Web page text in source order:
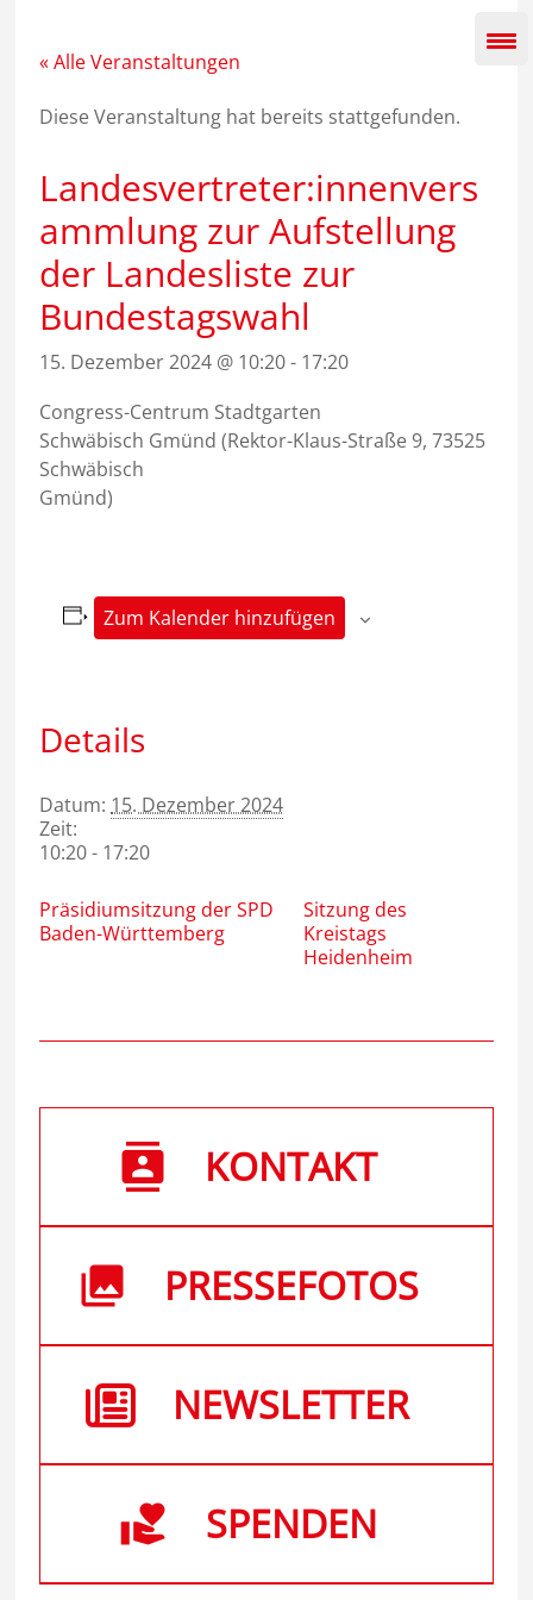
springen« Alle Veranstaltungen
Diese Veranstaltung hat bereits stattgefunden.
Landesvertreter:innenvers
ammlung zur Aufstellung
der Landesliste zur
Bundestagswahl
15. Dezember 2024 @ 10:20- 17:20
Congress-Centrum Stadtgarten
Schwäbisch Gmünd (Rektor-Klaus-Straße 9, 73525
Schwäbisch
Gmünd)
Zum Kalender hinzufügen
Details
Datum: 15. Dezember 2024
Zeit:
10:20 - 17:20
Präsidiumsitzung der SPD
Baden-Württemberg
Sitzung des
Kreistags
Heidenheim
KONTAKT
PRESSEFOTOS
NEWSLETTER
SPENDEN